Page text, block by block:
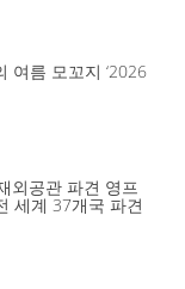
여름 모꼬지 ‘2026
외공관 파견 영프
세계 37개국 파견